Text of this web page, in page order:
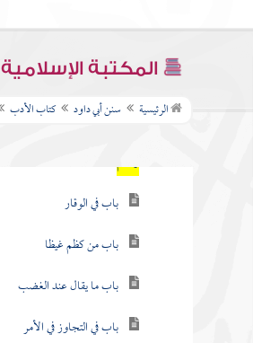
المكتبة الإسلامية
الرئيسية سنن أبي داود كتاب الأدب
كتاب الديات
كتاب السنة
كتاب الأدب
وسلم
باب في الوقار
باب من كظم غيظا
باب ما يقال عند الغضب
باب في التجاوز في الأمر